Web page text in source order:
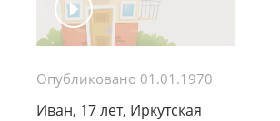
Опубликовано 01.01.1970
Иван, 17 лет, Иркутская